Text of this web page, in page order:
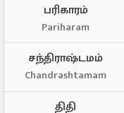
பரிகாரம்
Pariharam
சந்திராஷ்டமம்
Chandrashtamam
திதி